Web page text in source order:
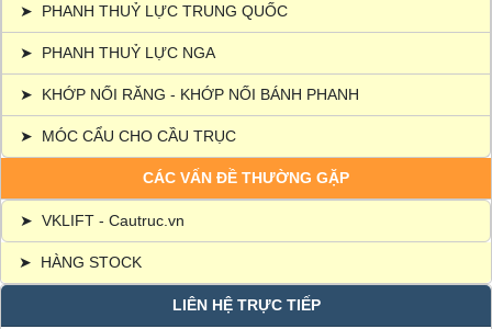
➤ PHANH THUỶ LỰC TRUNG QUỐC
➤ PHANH THUỶ LỰC NGA
➤ KHỚP NỐI RĂNG - KHỚP NỐI BÁNH PHANH
➤ MÓC CẨU CHO CẦU TRỤC
CÁC VẤN ĐỀ THƯỜNG GẶP
➤ VKLIFT - Cautruc.vn
➤ HÀNG STOCK
LIÊN HỆ TRỰC TIẾP